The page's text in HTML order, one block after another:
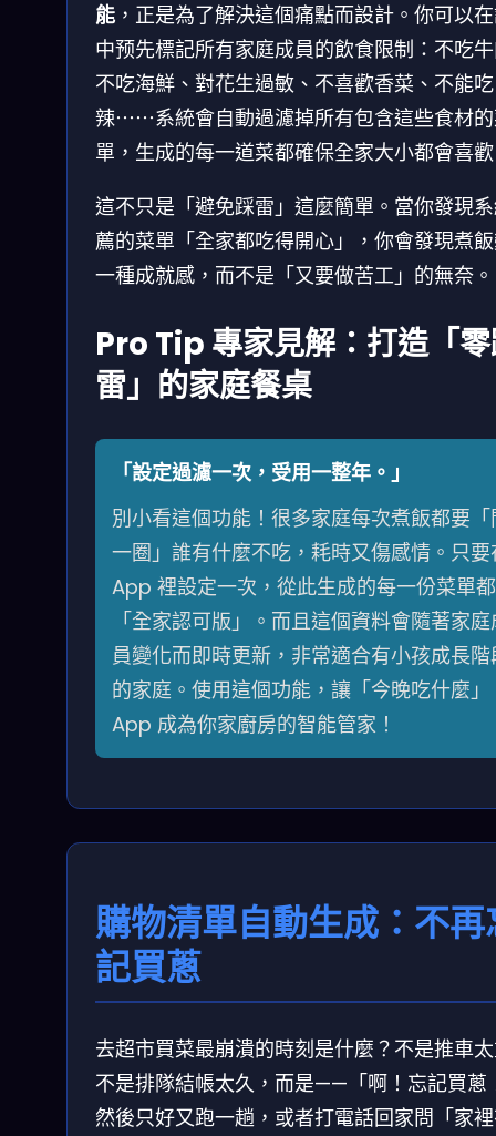
能 ，正是為了解決這個痛點而設計。你可以
中预先標記所有家庭成員的飲食限制：不吃
不吃海鮮、對花生過敏、不喜歡香菜、不能吃
辣⋯⋯系統會自動過濾掉所有包含這些食材
單，生成的每一道菜都確保全家大小都會喜
這不只是「避免踩雷」這麼簡單。當你發現
薦的菜單「全家都吃得開心」，你會發現煮
一種成就感，而不是「又要做苦工」的無奈。
Pro Tip 專家見解：打造「
雷」的家庭餐桌
「設定過濾一次，受用一整年。」
別小看這個功能！很多家庭每次煮飯都要「
一圈」誰有什麼不吃，耗時又傷感情。只要
App 裡設定一次，從此生成的每一份菜單
「全家認可版」。而且這個資料會隨著家庭
員變化而即時更新，非常適合有小孩成長階
的家庭。使用這個功能，讓「今晚吃什麼」
App 成為你家廚房的智能管家！
購物清單自動生成：不再
記買蔥
去超市買菜最崩潰的時刻是什麼？不是推車
不是排隊結帳太久，而是——「啊！忘記買蔥
然後只好又跑一趟，或者打電話回家問「家